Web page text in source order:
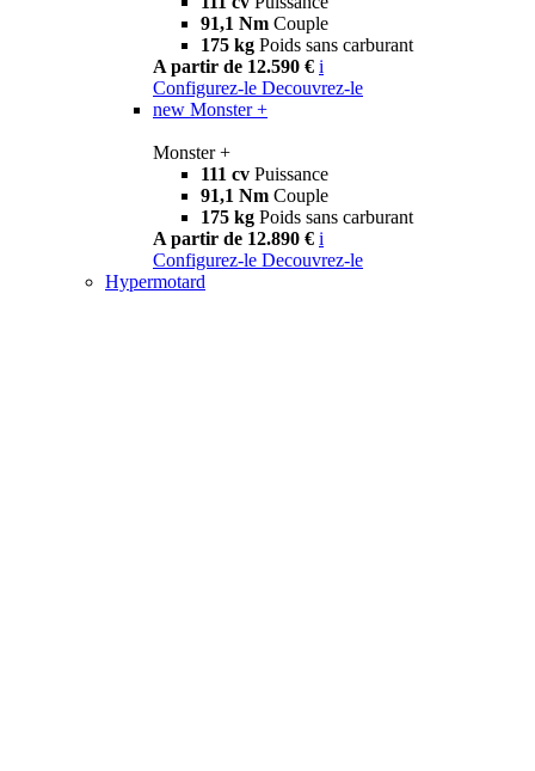
91,1 Nm Couple
175 kg Poids sans carburant
A partir de 12.590 € i
Configurez-le Decouvrez-le
new Monster +
Monster +
111 cv Puissance
91,1 Nm Couple
175 kg Poids sans carburant
A partir de 12.890 € i
Configurez-le Decouvrez-le
Hypermotard